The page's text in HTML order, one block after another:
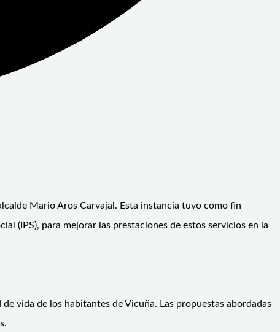
Mario Aros Carvajal. Esta instancia tuvo como fin
(IPS), para mejorar las prestaciones de estos servicios en la
vida de los habitantes de Vicuña. Las propuestas abordadas